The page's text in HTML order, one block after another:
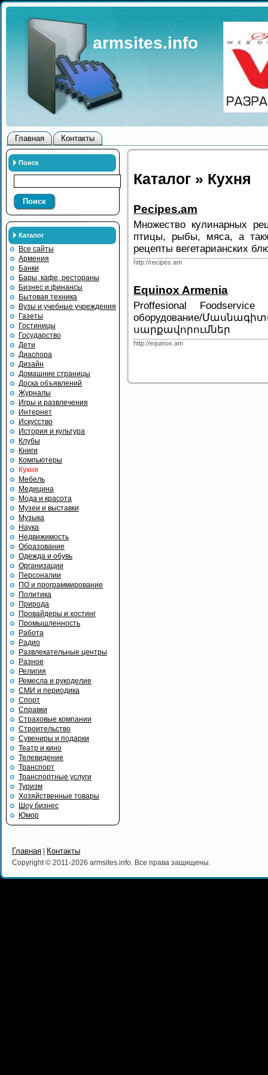
armsites.info
Главная Контакты
Поиск
Поиск
Каталог
Все сайты
Армения
Банки
Бары, кафе, рестораны
Бизнес и финансы
Бытовая техника
Вузы и учебные учреждения
Газеты
Гостиницы
Государство
Дети
Диаспора
Дизайн
Домашние страницы
Доска объявлений
Журналы
Игры и развлечения
Интернет
Искусство
История и культура
Клубы
Книги
Компьютеры
Кухня
Мебель
Медицина
Мода и красота
Музеи и выставки
Музыка
Наука
Недвижимость
Образование
Одежда и обувь
Организации
Персоналии
ПО и программирование
Политика
Природа
Провайдеры и хостинг
Промышленность
Работа
Радио
Развлекательные центры
Разное
Религия
Ремесла и рукоделие
СМИ и периодика
Спорт
Справки
Страховые компании
Строительство
Сувениры и подарки
Театр и кино
Телевидение
Транспорт
Транспортные услуги
Туризм
Хозяйственные товары
Шоу бизнес
Юмор
Каталог » Кухня
Рecipes.am
Множество кулинарных
птицы, рыбы, мяса, а
рецепты вегетарианских
http://recipes.am
Equinox Armenia
Proffesional Foodservice
оборудование/
սարքավորումներ
http://equinox.am
Главная Контакты
Copyright © 2011-2026 armsites.info. Все права защищены.